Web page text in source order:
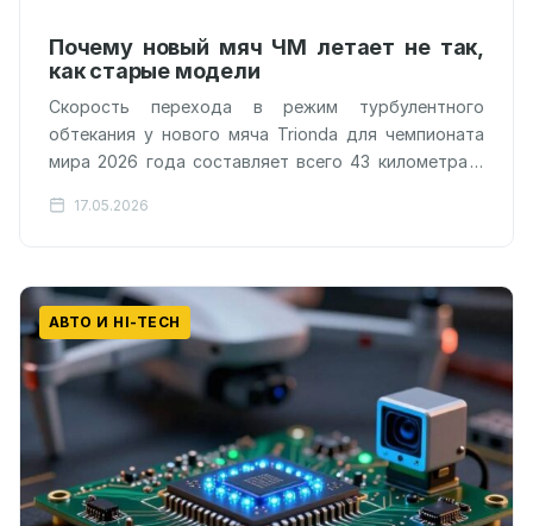
Почему новый мяч ЧМ летает не так,
как старые модели
Скорость перехода в режим турбулентного
обтекания у нового мяча Trionda для чемпионата
мира 2026 года составляет всего 43 километра в
17.05.2026
АВТО И HI-TECH